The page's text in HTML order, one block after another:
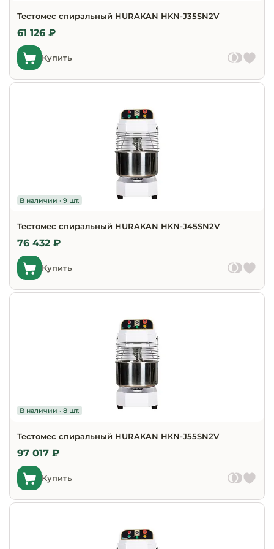
Запчасти для
Тестомес спиральный HURAKAN HKN-J35SN2V
61 126 ₽
Купить
Тестомес спиральный HURAKAN HKN-J45SN2V
В наличии · 9 шт.
76 432 ₽
Купить
Тестомес спиральный HURAKAN HKN-J55SN2V
В наличии · 8 шт.
97 017 ₽
Купить